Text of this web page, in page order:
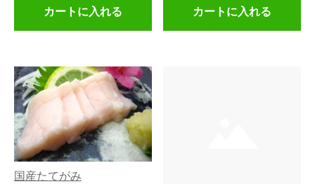
カートに入れる カートに入れる
国産たてがみ